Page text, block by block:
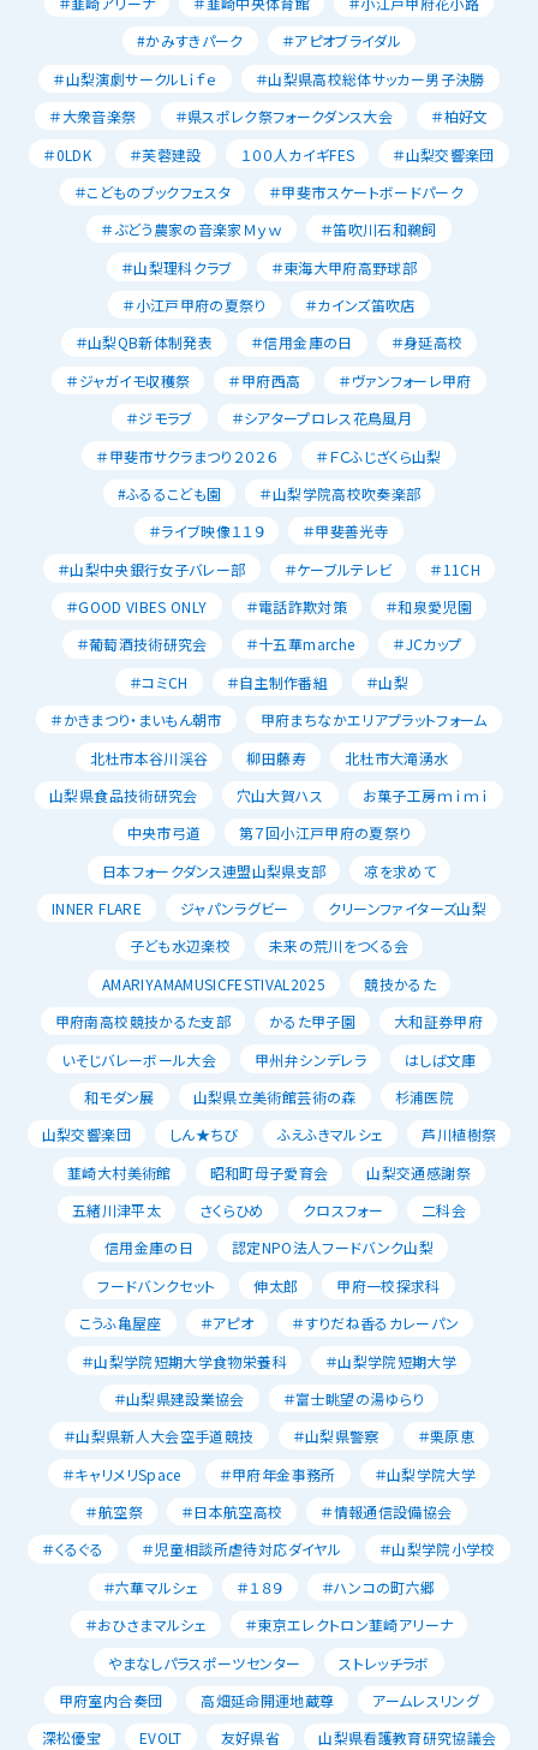
#かみすきパーク
＃アピオブライダル
＃山梨演劇サークルLｉｆｅ
＃山梨県高校総体サッカー男子決勝
＃大衆音楽祭
＃県スポレク祭フォークダンス大会
＃柏好文
＃0LDK
＃芙蓉建設 １００人カイギFES
＃山梨交響楽団
＃こどものブックフェスタ
＃甲斐市スケートボードパーク
＃ぶどう農家の音楽家Ｍｙｗ
＃笛吹川石和鵜飼
＃山梨理科クラブ
＃東海大甲府高野球部
＃小江戸甲府の夏祭り
＃カインズ笛吹店
＃山梨QB新体制発表
＃信用金庫の日
＃身延高校
＃ジャガイモ収穫祭
＃甲府西高
＃ヴァンフォーレ甲府
＃ジモラブ
＃シアタープロレス花鳥風月
＃甲斐市サクラまつり２０２６
＃ＦＣふじざくら山梨
#ふるるこども園
＃山梨学院高校吹奏楽部
＃ライブ映像１１９
＃甲斐善光寺
＃山梨中央銀行女子バレー部
＃ケーブルテレビ
＃11CH
＃GOOD VIBES ONLY
＃電話詐欺対策
＃和泉愛児園
＃葡萄酒技術研究会
＃十五華marche
＃JCカップ
＃コミCH
＃自主制作番組
＃山梨
＃かきまつり・まいもん朝市
甲府まちなかエリアプラットフォーム
北杜市本谷川渓谷
柳田藤寿
北杜市大滝湧水
山梨県食品技術研究会
穴山大賀ハス
お菓子工房ｍｉｍｉ
中央市弓道
第７回小江戸甲府の夏祭り
日本フォークダンス連盟山梨県支部
凉を求めて
INNER FLARE
ジャパンラグビー
クリーンファイターズ山梨
子ども水辺楽校
未来の荒川をつくる会
AMARIYAMAMUSICFESTIVAL2025
競技かるた
甲府南高校競技かるた支部
かるた甲子園
大和証券甲府
いそじバレーボール大会
甲州弁シンデレラ
はしば文庫
和モダン展
山梨県立美術館芸術の森
杉浦医院
山梨交響楽団
しん★ちび ふえふきマルシェ
芦川植樹祭
韮崎大村美術館
昭和町母子愛育会
山梨交通感謝祭
五緒川津平太
さくらひめ クロスフォー
二科会
信用金庫の日
認定NPO法人フードバンク山梨
フードバンクセット
伸太郎
甲府一校探求科
こうふ亀屋座
＃アピオ
＃すりだね香るカレーパン
＃山梨学院短期大学食物栄養科
＃山梨学院短期大学
＃山梨県建設業協会
＃富士眺望の湯ゆらり
＃山梨県新人大会空手道競技
＃山梨県警察
＃栗原恵
＃キャリメリSpace
＃甲府年金事務所
＃山梨学院大学
＃航空祭
＃日本航空高校
＃情報通信設備協会
＃くるぐる
＃児童相談所虐待対応ダイヤル
＃山梨学院小学校
＃六華マルシェ
＃１８９
＃ハンコの町六郷
＃おひさまマルシェ
＃東京エレクトロン韮崎アリーナ
やまなしパラスポーツセンター
ストレッチラボ
甲府室内合奏団
高畑延命開運地蔵尊
アームレスリング
深松優宝
EVOLT 友好県省
山梨県看護教育研究協議会